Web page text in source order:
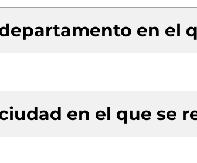
en el
en el que se